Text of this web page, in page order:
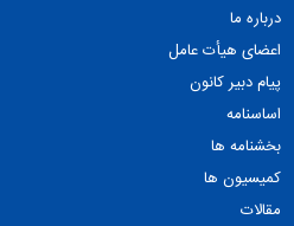
درباره ما
اعضای هیأت عامل
پیام دبیر کانون
اساسنامه
بخشنامه ها
کمیسیون ها
مقالات